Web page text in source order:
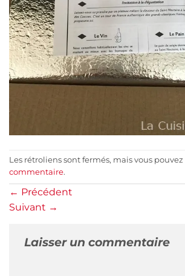
Les rétroliens sont fermés, mais vous pouvez
commentaire.
← Précédent
Suivant →
Laisser un commentaire